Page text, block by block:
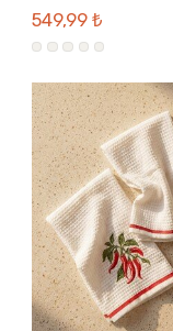
549,99 ₺